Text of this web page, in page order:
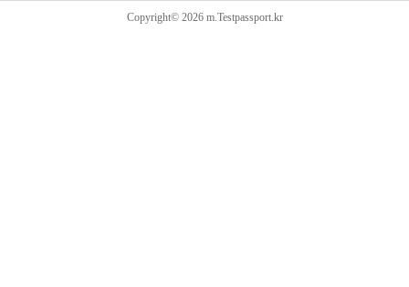
Copyright© 2026 m.Testpassport.kr